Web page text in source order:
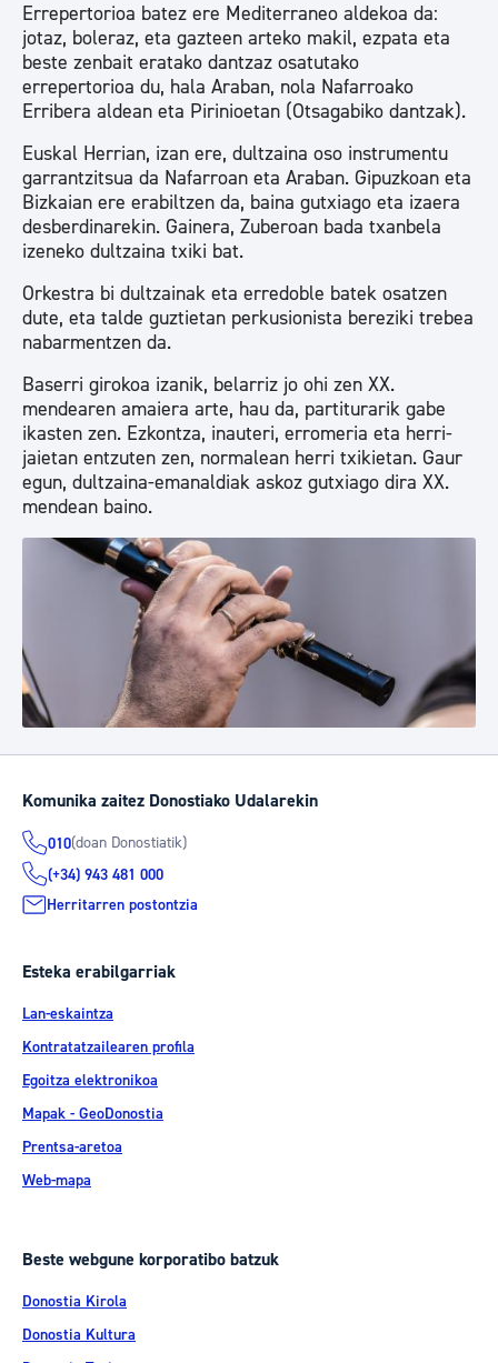
Errepertorioa batez ere Mediterraneo aldekoa da:
jotaz, boleraz, eta gazteen arteko makil, ezpata eta
beste zenbait eratako dantzaz osatutako
errepertorioa du, hala Araban, nola Nafarroako
Erribera aldean eta Pirinioetan (Otsagabiko dantzak).
Euskal Herrian, izan ere, dultzaina oso instrumentu
garrantzitsua da Nafarroan eta Araban. Gipuzkoan eta
Bizkaian ere erabiltzen da, baina gutxiago eta izaera
desberdinarekin. Gainera, Zuberoan bada txanbela
izeneko dultzaina txiki bat.
Orkestra bi dultzainak eta erredoble batek osatzen
dute, eta talde guztietan perkusionista bereziki trebea
nabarmentzen da.
Baserri girokoa izanik, belarriz jo ohi zen XX.
mendearen amaiera arte, hau da, partiturarik gabe
ikasten zen. Ezkontza, inauteri, erromeria eta herri-
jaietan entzuten zen, normalean herri txikietan. Gaur
egun, dultzaina-emanaldiak askoz gutxiago dira XX.
mendean baino.
Komunika zaitez Donostiako Udalarekin
010(doan Donostiatik)
(+34) 943 481 000
Herritarren postontzia
Esteka erabilgarriak
Lan-eskaintza
Kontratatzailearen profila
Egoitza elektronikoa
Mapak - GeoDonostia
Prentsa-aretoa
Web-mapa
Beste webgune korporatibo batzuk
Donostia Kirola
Donostia Kultura